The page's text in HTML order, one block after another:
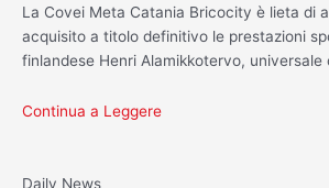
La Covei Meta Catania Bricocity è lieta di
acquisito a titolo definitivo le prestazioni
finlandese Henri Alamikkotervo, universale
Continua a Leggere
Daily News